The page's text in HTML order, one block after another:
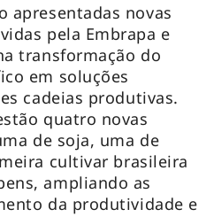
apresentadas novas
pela Embrapa e
transformação do
em soluções
cadeias produtivas.
quatro novas
de soja, uma de
cultivar brasileira
ampliando as
da produtividade e